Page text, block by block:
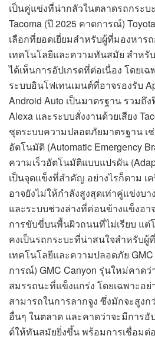
เป็นคู่แข่งที่น่ากลัวในตลาดรถกระบ
Tacoma (ปี 2025 คาดการณ์)
เลือกที่ยอดเยี่ยมสำหรับผู้ที่มองหาร
เทคโนโลยีและความทันสมัย สำหรั
ได้เห็นการอัปเกรดที่ต่อเนื่อง โดยเ
ระบบอินโฟเทนเมนต์ที่อาจรองรับ
Android Auto เป็นมาตรฐาน รวมถึง
Alexa และระบบสั่งงานด้วยเสียง
ชุดระบบความปลอดภัยมาตรฐาน เ
อัตโนมัติ (Automatic Emergency
ความเร็วอัตโนมัติแบบแปรผัน
เป็นจุดแข็งที่สำคัญ อย่างไรก็ตาม เ
อาจยังไม่ให้กำลังสูงสุดเท่าคู่แข่งบ
และระบบช่วงล่างที่ค่อนข้างแข็งอ
การขับขี่บนพื้นผิวถนนที่ไม่เรียบ แต่
คงเป็นรถกระบะที่น่าสนใจสำหรับ
เทคโนโลยีและความปลอดภัย
การณ์) GMC Canyon รุ่นใหม่คาดว่
สมรรถนะที่แข็งแกร่ง โดยเฉพาะอย่
สามารถในการลากจูง ซึ่งมักจะสูงก
อื่นๆ ในตลาด และคาดว่าจะมีการอั
ต์ให้ทันสมัยยิ่งขึ้น พร้อมการเชื่อม